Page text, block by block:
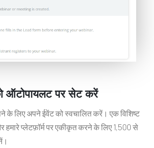
ऑटोपायलट पर सेट करें
के लिए अपने ईवेंट को स्वचालित करें। एक विशिष्ट
हमारे प्लेटफ़ॉर्म पर एकीकृत करने के लिए 1,500 से